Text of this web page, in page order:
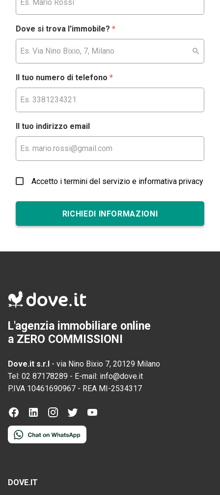
Dove si trova l'immobile? *
Il tuo numero di telefono *
Il tuo indirizzo email
Accetto i termini del servizio e informativa privacy
RICHIEDI INFORMAZIONI
L'agenzia immobiliare online
a ZERO COMMISSIONI
Dove.it s.r.l - via Nino Bixio 7, 20129 Milano
Tel: 02 87178289 - E-mail: info@dove.it
P.IVA 10461690967 - REA MI-2534317
DOVE.IT